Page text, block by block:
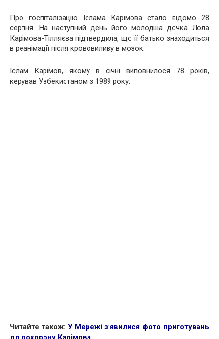
Про госпіталізацію Іслама Карімова стало відомо 28
серпня. На наступний день його молодша дочка Лола
Карімова-Тілляєва підтвердила, що її батько знаходиться
в реанімації після крововиливу в мозок.
Іслам Карімов, якому в січні виповнилося 78 років,
керував Узбекистаном з 1989 року.
Читайте також: У Мережі з’явилися фото приготувань
до похорону Карімова